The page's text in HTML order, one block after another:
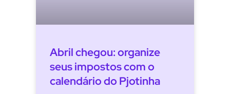
Abril chegou: organize
seus impostos com o
calendário do Pjotinha